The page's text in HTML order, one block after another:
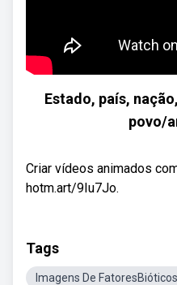
Estado, país,
povo/
Criar vídeos animados
hotm.art/9Iu7Jo.
Tags
Imagens De